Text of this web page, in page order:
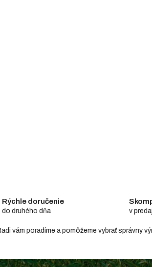
Rýchle doručenie
do druhého dňa v
vám poradíme a pomôžeme vybrať správny